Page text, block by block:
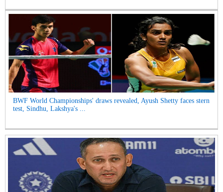
BWF World Championships' draws revealed, Ayush Shetty faces stern
test, Sindhu, Lakshya's ...